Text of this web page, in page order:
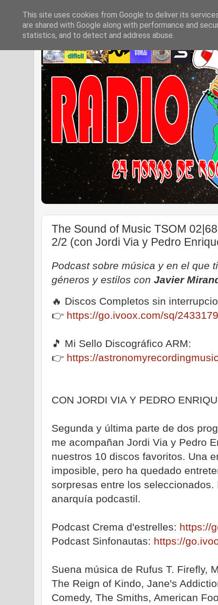
The Sound of Music TSOM
2/2 (con Jordi Via y Pedro
Podcast sobre música y en el que
géneros y estilos con Javier
🔥 Discos Completos sin
👉 https://go.ivoox.com/sq/2433179
🎵 Mi Sello Discográfico ARM:
👉 https://
CON JORDI VIA Y PEDRO
Segunda y última parte de dos
me acompañan Jordi Via y Pedro
nuestros 10 discos favoritos. Una
imposible, pero ha quedado
sorpresas entre los
anarquía podcastil.
Podcast Crema d'estrelles: https://
Podcast Sinfonautas: https://
Suena música de Rufus T. Firefly,
The Reign of Kindo, Jane's
Comedy, The Smiths, American
This site uses cookies from Google to deliver its
are shared with Google along with performance and
statistics, and to detect and address abuse.